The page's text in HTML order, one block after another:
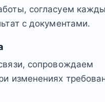
согласуем
с документами.
сопровождаем
изменениях